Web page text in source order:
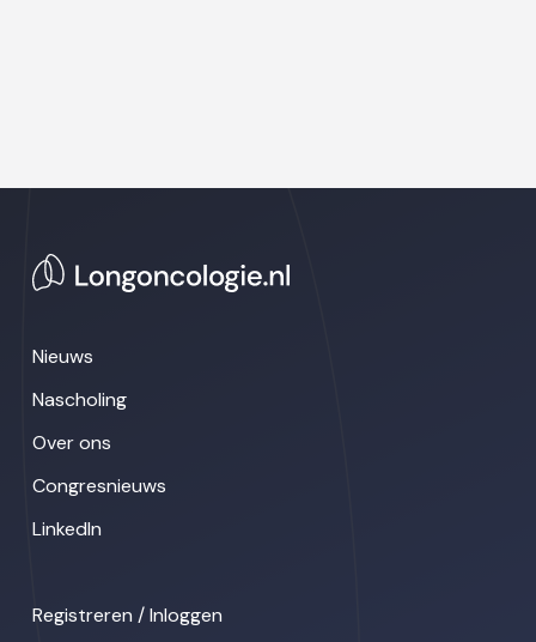
Nieuws
Nascholing
Over ons
Congresnieuws
LinkedIn
Registreren / Inloggen